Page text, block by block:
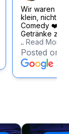
Wir waren
klein, nicht zu
Comedy ❤️
Getränke
.. Read More
Posted on